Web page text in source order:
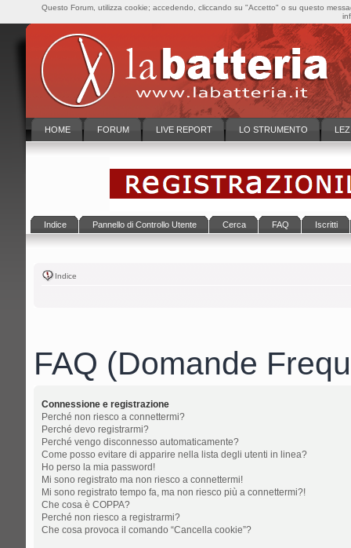
HOME FORUM LIVE REPORT LO STRUMENTO
Indice Pannello di Controllo Utente Cerca FAQ Iscritti
Indice
FAQ (Domande
Connessione e registrazione
Perché non riesco a connettermi?
Perché devo registrarmi?
Perché vengo disconnesso automaticamente?
Come posso evitare di apparire nella lista degli utenti in linea?
Ho perso la mia password!
Mi sono registrato ma non riesco a connettermi!
Mi sono registrato tempo fa, ma non riesco più a connettermi?!
Che cosa è COPPA?
Perché non riesco a registrarmi?
Che cosa provoca il comando “Cancella cookie”?
Questo Forum, utilizza cookie; accedendo, cliccando su "Accetto" o su questo